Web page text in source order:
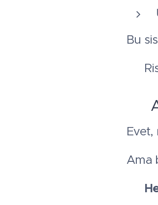
Bu
👉
⏱️
Evet,
Ama